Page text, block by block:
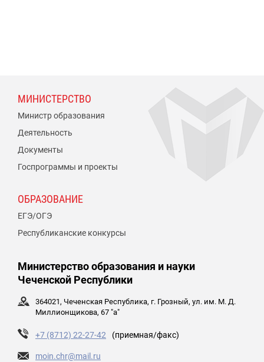
МИНИСТЕРСТВО
Министр образования
Деятельность
Документы
Госпрограммы и проекты
ОБРАЗОВАНИЕ
ЕГЭ/ОГЭ
Республиканские конкурсы
Министерство образования и науки
Чеченской Республики
364021, Чеченская Республика, г. Грозный, ул. им. М. Д.
Миллионщикова, 67 "а"
+7 (8712) 22-27-42 (приемная/факс)
moin.chr@mail.ru